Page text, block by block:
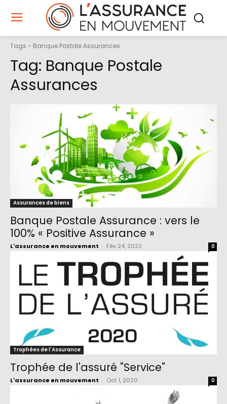
Tags Banque Postale Assurances
Tag: Banque Postale
Assurances
Assurances de biens
Banque Postale Assurance : vers le
100% « Positive Assurance »
L'assurance en mouvement Fév 24, 2022 0
Trophées de l'Assurance
Trophée de l'assuré "Service"
L'assurance en mouvement Oct 1, 2020 0